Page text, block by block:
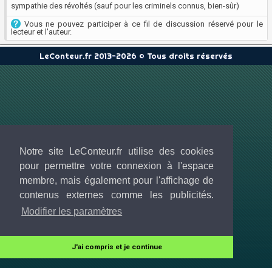
Notre site LeConteur.fr utilise des cookies
pour permettre votre connexion à l'espace
membre, mais également pour l'affichage de
contenus externes comme les publicités.
Modifier les paramètres
J'ai compris et je continue
sympathie des révoltés (sauf pour les criminels connus, bien-sûr)
Vous ne pouvez participer à ce fil de discussion réservé pour le
lecteur et l'auteur.
LeConteur.fr 2013-2026 © Tous droits réservés